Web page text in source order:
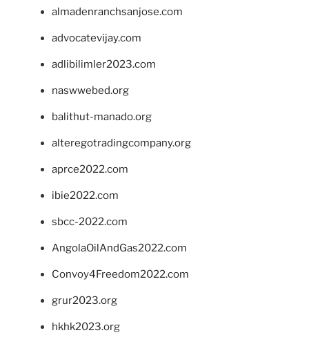
almadenranchsanjose.com
advocatevijay.com
adlibilimler2023.com
naswwebed.org
balithut-manado.org
alteregotradingcompany.org
aprce2022.com
ibie2022.com
sbcc-2022.com
AngolaOilAndGas2022.com
Convoy4Freedom2022.com
grur2023.org
hkhk2023.org